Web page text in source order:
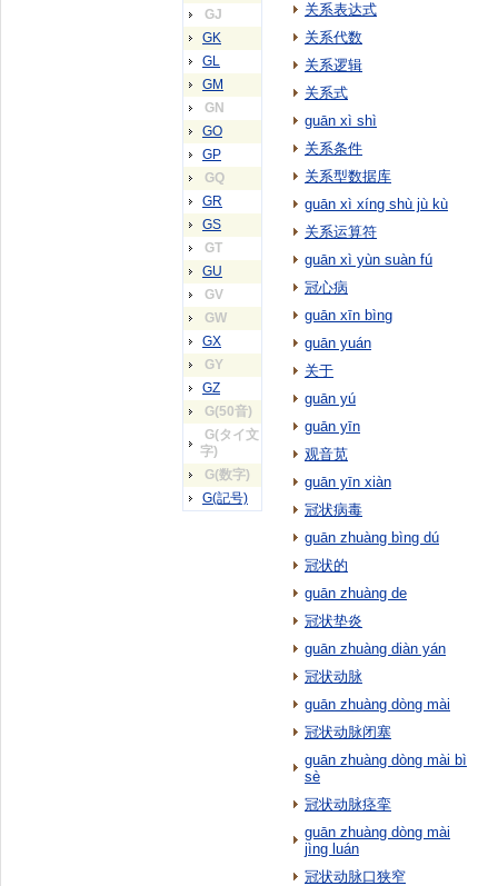
GJ
GK
GL
GM
GN
GO
GP
GQ
GR
GS
GT
GU
GV
GW
GX
GY
GZ
G(50音)
G(タイ文
字)
G(数字)
G(記号)
关系表达式
关系代数
关系逻辑
关系式
guān xì shì
关系条件
关系型数据库
guān xì xíng shù jù kù
关系运算符
guān xì yùn suàn fú
冠心病
guān xīn bìng
guān yuán
关于
guān yú
guān yīn
观音苋
guān yīn xiàn
冠状病毒
guān zhuàng bìng dú
冠状的
guān zhuàng de
冠状垫炎
guān zhuàng diàn yán
冠状动脉
guān zhuàng dòng mài
冠状动脉闭塞
guān zhuàng dòng mài bì
sè
冠状动脉痉挛
guān zhuàng dòng mài
jìng luán
冠状动脉口狭窄